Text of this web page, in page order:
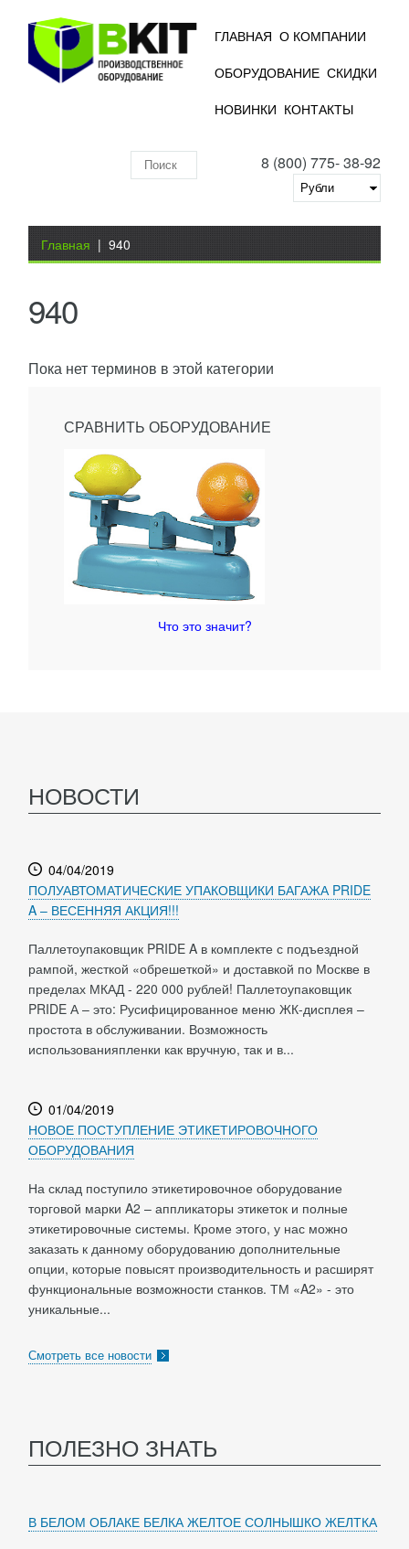
ГЛАВНАЯ О КОМПАНИИ
ОБОРУДОВАНИЕ СКИДКИ
НОВИНКИ КОНТАКТЫ
8 (800) 775- 38-92
складу
Вы здесь
Главная | 940
940
Пока нет терминов в этой категории
СРАВНИТЬ ОБОРУДОВАНИЕ
Что это значит?
НОВОСТИ
04/04/2019
ПОЛУАВТОМАТИЧЕСКИЕ УПАКОВЩИКИ БАГАЖА PRIDE
A – ВЕСЕННЯЯ АКЦИЯ!!!
Паллетоупаковщик PRIDE A в комплекте с подъездной
рампой, жесткой «обрешеткой» и доставкой по Москве в
пределах МКАД - 220 000 рублей! Паллетоупаковщик
PRIDE А – это: Русифицированное меню ЖК-дисплея –
простота в обслуживании. Возможность
использованияпленки как вручную, так и в...
01/04/2019
НОВОЕ ПОСТУПЛЕНИЕ ЭТИКЕТИРОВОЧНОГО
ОБОРУДОВАНИЯ
На склад поступило этикетировочное оборудование
торговой марки A2 – аппликаторы этикеток и полные
этикетировочные системы. Кроме этого, у нас можно
заказать к данному оборудованию дополнительные
опции, которые повысят производительность и расширят
функциональные возможности станков. ТМ «A2» - это
уникальные...
Смотреть все новости
ПОЛЕЗНО ЗНАТЬ
В БЕЛОМ ОБЛАКЕ БЕЛКА ЖЕЛТОЕ СОЛНЫШКО ЖЕЛТКА